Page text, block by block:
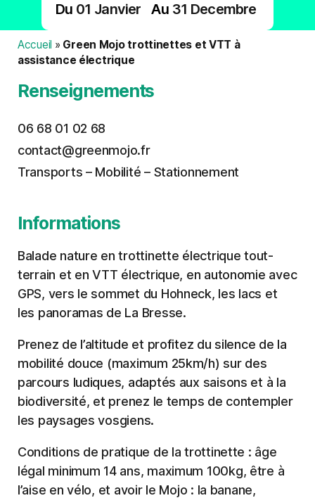
Du 01 Janvier Au 31 Decembre
Accueil » Green Mojo trottinettes et VTT à
assistance électrique
Renseignements
06 68 01 02 68
contact@greenmojo.fr
Transports – Mobilité – Stationnement
Informations
Balade nature en trottinette électrique tout-
terrain et en VTT électrique, en autonomie avec
GPS, vers le sommet du Hohneck, les lacs et
les panoramas de La Bresse.
Prenez de l’altitude et profitez du silence de la
mobilité douce (maximum 25km/h) sur des
parcours ludiques, adaptés aux saisons et à la
biodiversité, et prenez le temps de contempler
les paysages vosgiens.
Conditions de pratique de la trottinette : âge
légal minimum 14 ans, maximum 100kg, être à
l’aise en vélo, et avoir le Mojo : la banane,